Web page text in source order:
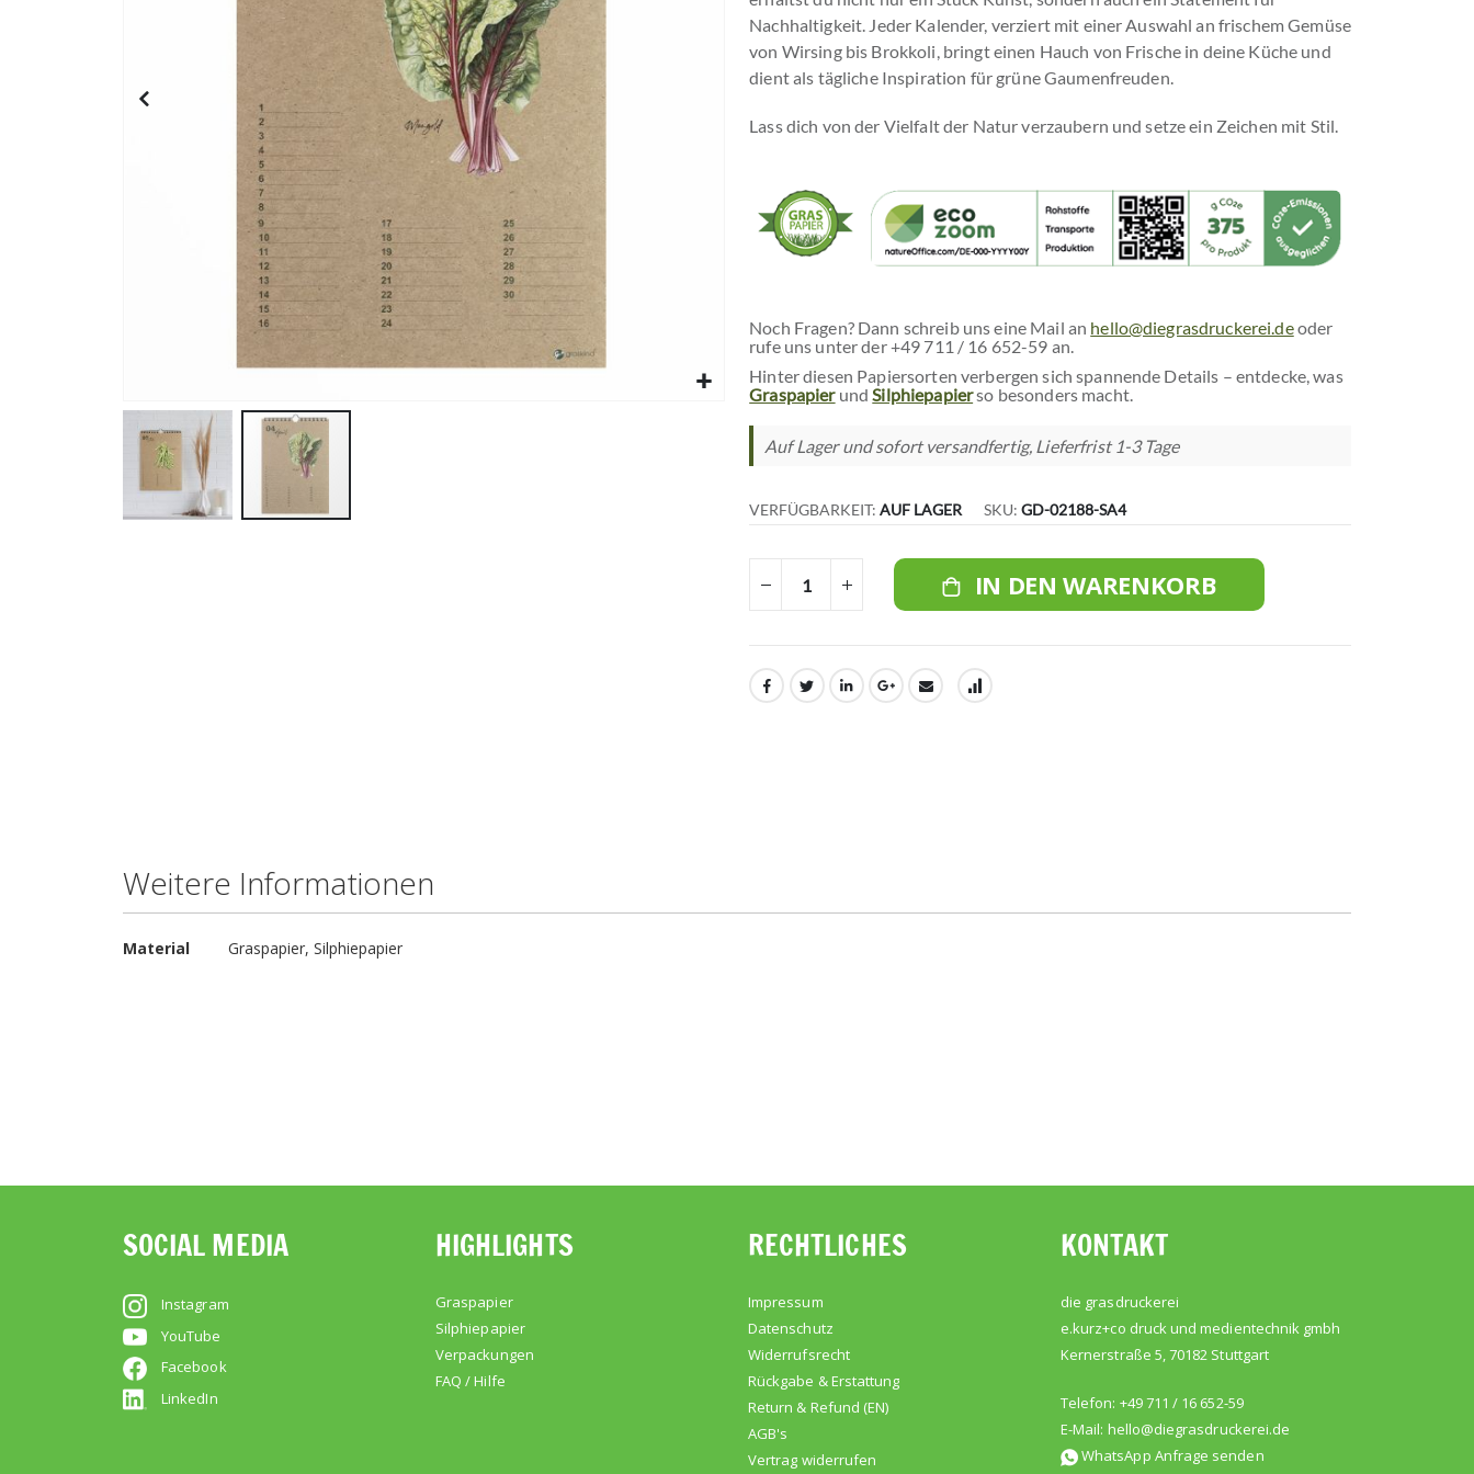
Nachhaltigkeit. Jeder Kalender, verziert mit einer Auswahl an frischem Gemüse
von Wirsing bis Brokkoli, bringt einen Hauch von Frische in deine Küche und
dient als tägliche Inspiration für grüne Gaumenfreuden.
Lass dich von der Vielfalt der Natur verzaubern und setze ein Zeichen mit Stil.
Noch Fragen? Dann schreib uns eine Mail an hello@diegrasdruckerei.deoder
rufe uns unter der +49 711 / 16 652-59 an.
Hinter diesen Papiersorten verbergen sich spannende Details – entdecke, was
GraspapierundSilphiepapierso besonders macht.
Auf Lager und sofort versandfertig, Lieferfrist 1-3 Tage
VERFÜGBARKEIT: AUF LAGER SKU GD-02188-SA4
IN DEN WARENKORB
Weitere Informationen
Weitere
Material Graspapier, Silphiepapier
SOCIAL MEDIA
Instagram
YouTube
Facebook
LinkedIn
HIGHLIGHTS
Graspapier
Silphiepapier
Verpackungen
FAQ / Hilfe
RECHTLICHES
Impressum
Datenschutz
Widerrufsrecht
Rückgabe & Erstattung
Return & Refund (EN)
AGB's
Vertrag widerrufen
KONTAKT
die grasdruckerei
e.kurz+co druck und medientechnik gmbh
Kernerstraße 5, 70182 Stuttgart
Telefon: +49 711 / 16 652-59
E-Mail: hello@diegrasdruckerei.de
WhatsApp Anfrage senden